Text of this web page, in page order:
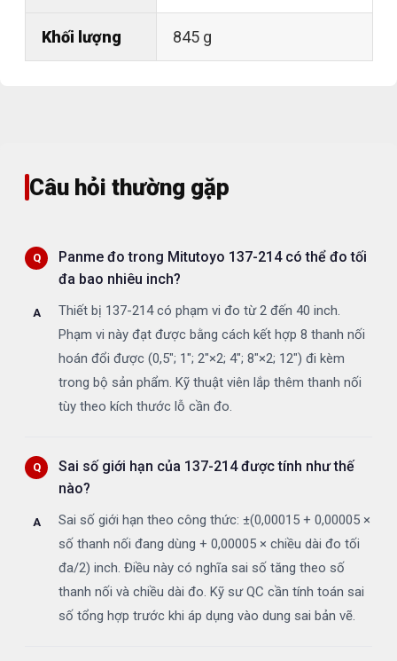
Khối lượng 845 g
Câu hỏi thường gặp
Panme đo trong Mitutoyo 137-214 có thể đo tối
đa bao nhiêu inch?
Thiết bị 137-214 có phạm vi đo từ 2 đến 40 inch.
Phạm vi này đạt được bằng cách kết hợp 8 thanh nối
hoán đổi được (0,5"; 1"; 2"×2; 4"; 8"×2; 12") đi kèm
trong bộ sản phẩm. Kỹ thuật viên lắp thêm thanh nối
tùy theo kích thước lỗ cần đo.
Sai số giới hạn của 137-214 được tính như thế
nào?
Sai số giới hạn theo công thức: ±(0,00015 + 0,00005 ×
số thanh nối đang dùng + 0,00005 × chiều dài đo tối
đa/2) inch. Điều này có nghĩa sai số tăng theo số
thanh nối và chiều dài đo. Kỹ sư QC cần tính toán sai
số tổng hợp trước khi áp dụng vào dung sai bản vẽ.